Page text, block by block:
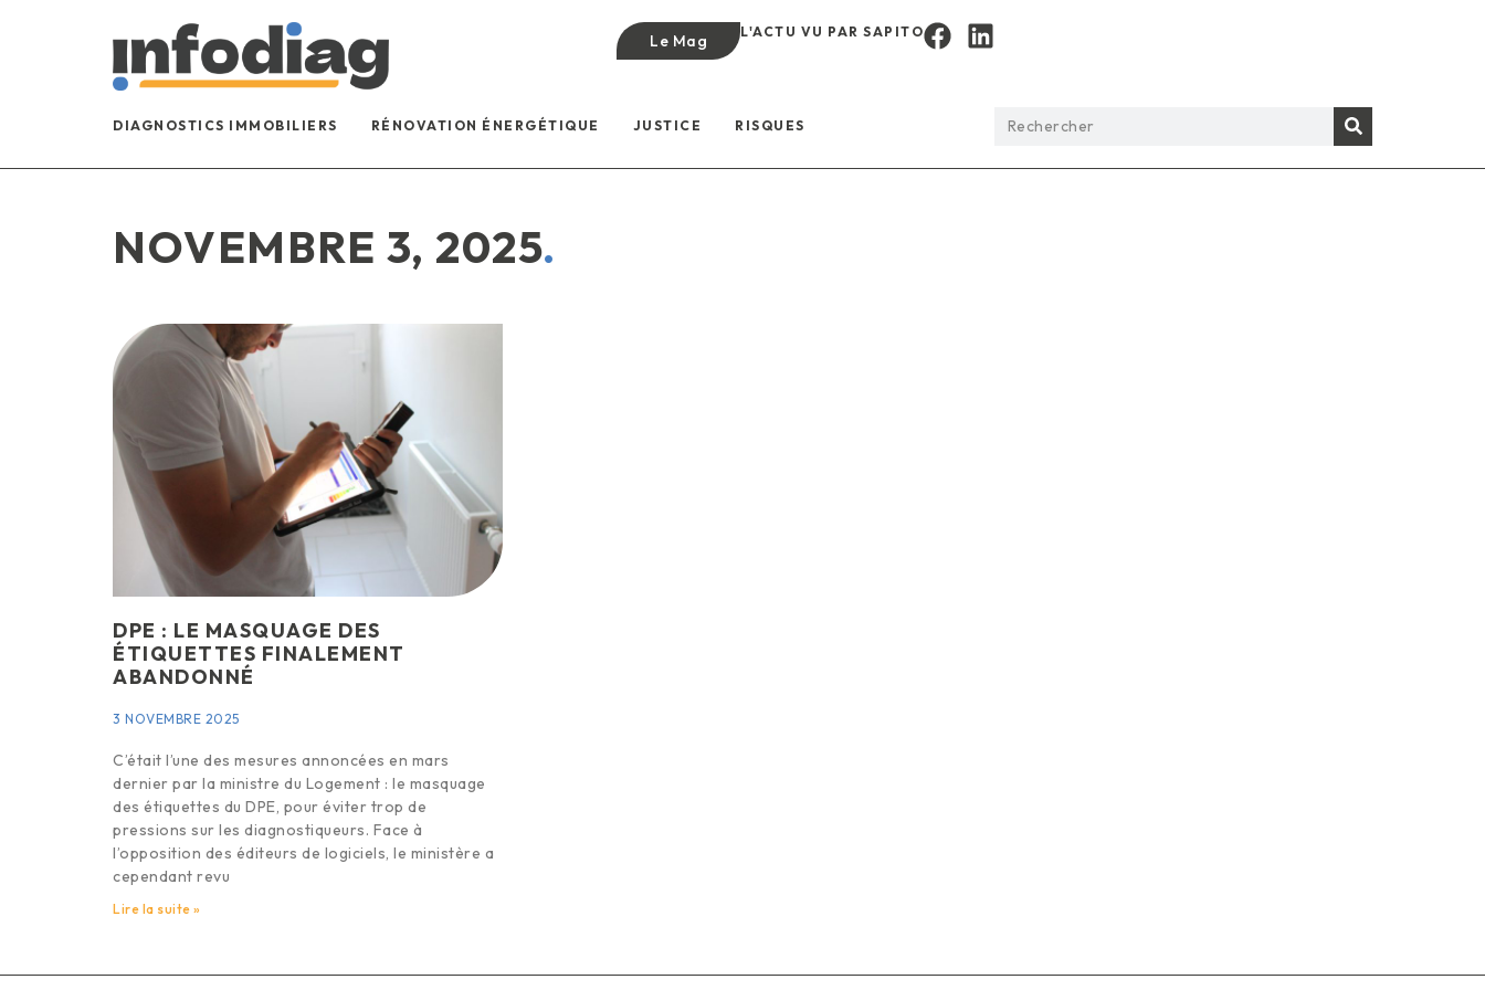
Le Mag L'ACTU VU PAR SAPITO
DIAGNOSTICS IMMOBILIERS RÉNOVATION ÉNERGÉTIQUE JUSTICE RISQUES
NOVEMBRE 3, 2025.
DPE : LE MASQUAGE DES
ÉTIQUETTES FINALEMENT
ABANDONNÉ
3 NOVEMBRE 2025
C’était l’une des mesures annoncées en mars
dernier par la ministre du Logement : le masquage
des étiquettes du DPE, pour éviter trop de
pressions sur les diagnostiqueurs. Face à
l’opposition des éditeurs de logiciels, le ministère a
cependant revu
Lire la suite »